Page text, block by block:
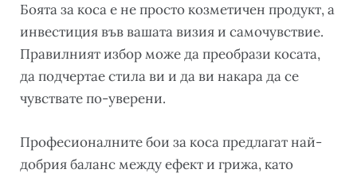
Боята за коса е не просто козметичен продукт, а
инвестиция във вашата визия и самочувствие.
Правилният избор може да преобрази косата,
да подчертае стила ви и да ви накара да се
чувствате по-уверени.
Професионалните бои за коса предлагат най-
добрия баланс между ефект и грижа, като